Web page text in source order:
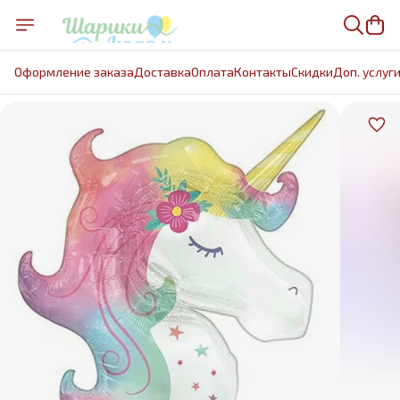
Оформление заказаДоставкаОплатаКонтактыCкидкиДоп. услуги